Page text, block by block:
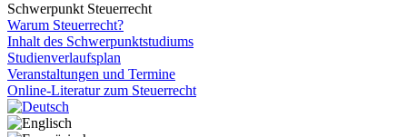
Schwerpunkt Steuerrecht
Warum Steuerrecht?
Inhalt des Schwerpunktstudiums
Studienverlaufsplan
Veranstaltungen und Termine
Online-Literatur zum Steuerrecht